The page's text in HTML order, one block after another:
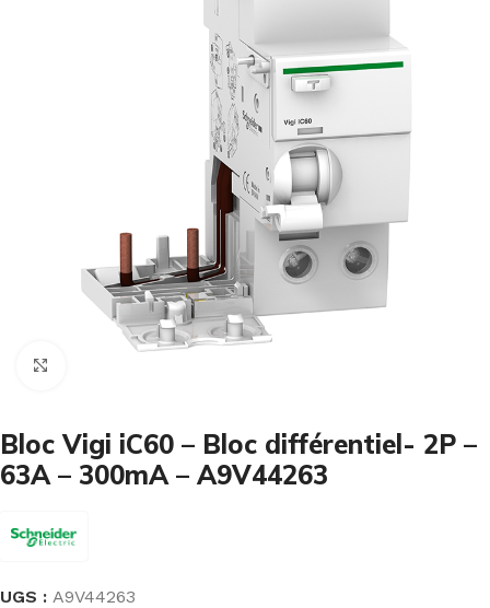
Bloc Vigi iC60 – Bloc différentiel- 2P –
63A – 300mA – A9V44263
UGS : A9V44263